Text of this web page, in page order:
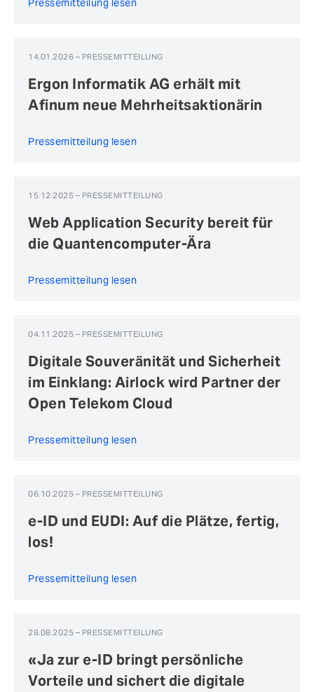
Pressemitteilung lesen
14.01.2026 – PRESSEMITTEILUNG
Ergon Informatik AG erhält mit
Afinum neue Mehrheitsaktionärin
Pressemitteilung lesen
15.12.2025 – PRESSEMITTEILUNG
Web Application Security bereit für
die Quantencomputer-Ära
Pressemitteilung lesen
04.11.2025 – PRESSEMITTEILUNG
Digitale Souveränität und Sicherheit
im Einklang: Airlock wird Partner der
Open Telekom Cloud
Pressemitteilung lesen
06.10.2025 – PRESSEMITTEILUNG
e-ID und EUDI: Auf die Plätze, fertig,
los!
Pressemitteilung lesen
28.08.2025 – PRESSEMITTEILUNG
«Ja zur e-ID bringt persönliche
Vorteile und sichert die digitale